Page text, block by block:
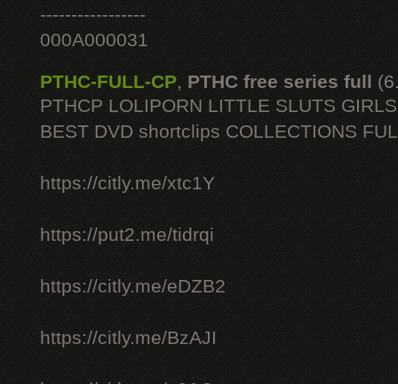
-----------------
000A000031
PTHC-FULL-CP, PTHC free series full
PTHCP LOLIPORN LITTLE SLUTS
BEST DVD shortclips COLLECTIONS
https://citly.me/xtc1Y
https://put2.me/tidrqi
https://citly.me/eDZB2
https://citly.me/BzAJI